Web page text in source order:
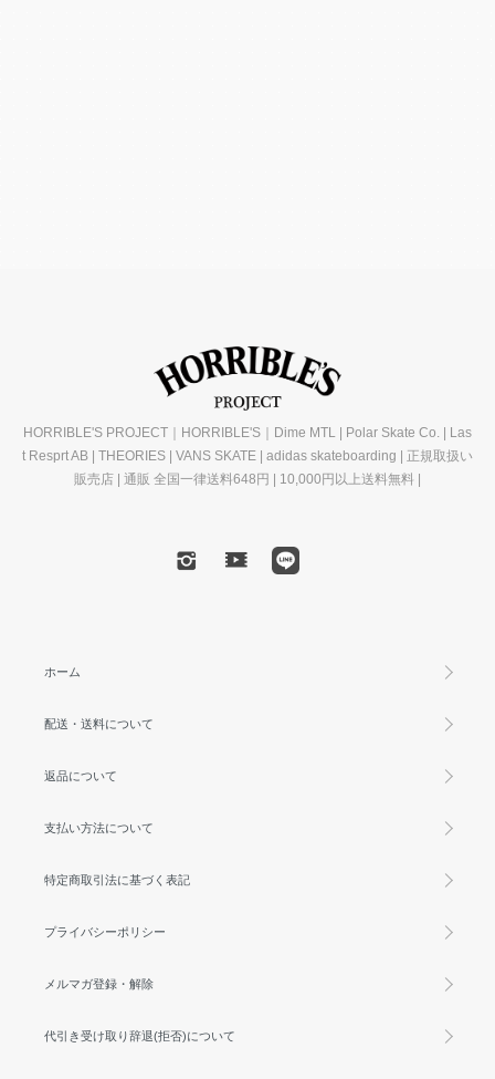
HORRIBLE'S PROJECT｜HORRIBLE'S｜Dime MTL | Polar Skate Co. | Las
t Resprt AB | THEORIES | VANS SKATE | adidas skateboarding | 正規取扱い
販売店 | 通販 全国一律送料648円 | 10,000円以上送料無料 |
ホーム
配送・送料について
返品について
支払い方法について
特定商取引法に基づく表記
プライバシーポリシー
メルマガ登録・解除
代引き受け取り辞退(拒否)について